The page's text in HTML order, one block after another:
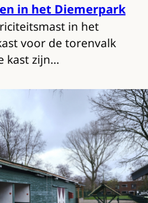
in het Diemerpark
in het
voor de torenvalk
kast zijn…